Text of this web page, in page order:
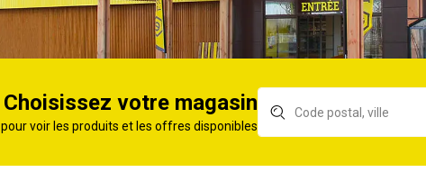
HUSQVARNA R316TX
AWD 603cm³
HONDA HF 2417 HBE
Tondeuse autoportée
Rider HUSQVARNA
Choisissez votre magasin
pour voir les produits et les offres disponibles